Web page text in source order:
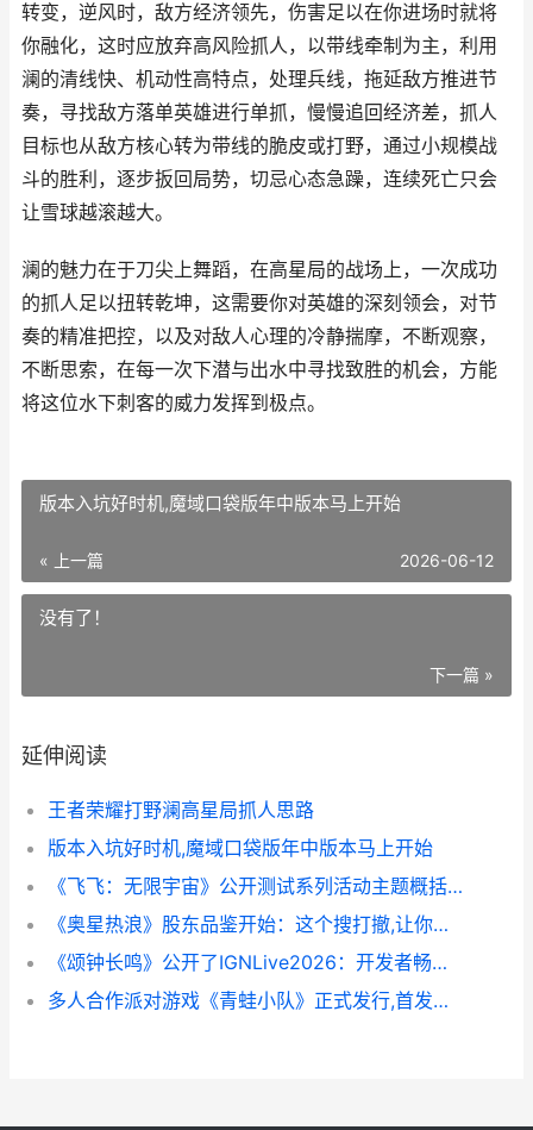
转变，逆风时，敌方经济领先，伤害足以在你进场时就将
你融化，这时应放弃高风险抓人，以带线牵制为主，利用
澜的清线快、机动性高特点，处理兵线，拖延敌方推进节
奏，寻找敌方落单英雄进行单抓，慢慢追回经济差，抓人
目标也从敌方核心转为带线的脆皮或打野，通过小规模战
斗的胜利，逐步扳回局势，切忌心态急躁，连续死亡只会
让雪球越滚越大。
澜的魅力在于刀尖上舞蹈，在高星局的战场上，一次成功
的抓人足以扭转乾坤，这需要你对英雄的深刻领会，对节
奏的精准把控，以及对敌人心理的冷静揣摩，不断观察，
不断思索，在每一次下潜与出水中寻找致胜的机会，方能
将这位水下刺客的威力发挥到极点。
版本入坑好时机,魔域口袋版年中版本马上开始
« 上一篇 2026-06-12
没有了！
下一篇 »
延伸阅读
王者荣耀打野澜高星局抓人思路
版本入坑好时机,魔域口袋版年中版本马上开始
《飞飞：无限宇宙》公开测试系列活动主题概括,众多福利等你来拿 飞飞if
《奥星热浪》股东品鉴开始：这个搜打撤,让你笑发财 《奥星热浪》股票代码
《颂钟长鸣》公开了IGNLive2026：开发者畅谈中世纪世界模拟的野心 钟之颂歌
多人合作派对游戏《青蛙小队》正式发行,首发登陆Steam和Xbox 多人合作派对游戏有哪些